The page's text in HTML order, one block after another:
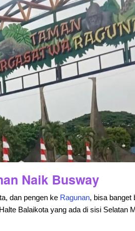
Naik Busway
dan pengen ke Ragunan, bisa banget
Balaikota yang ada di sisi Selatan